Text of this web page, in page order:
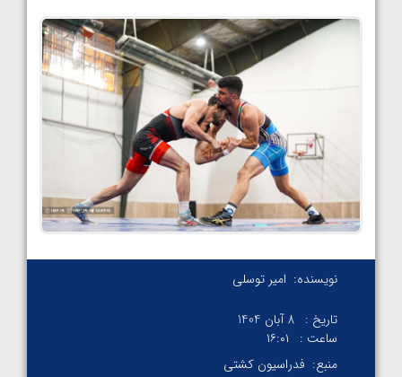
نویسنده: امیر توسلی
تاریخ : 8 آبان 1404
ساعت :
۱۶:۰۱
منبع: فدراسیون کشتی